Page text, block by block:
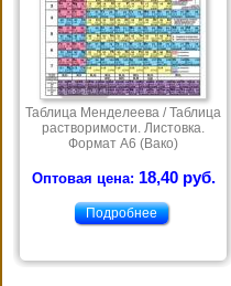
Таблица Менделеева / Таблица
растворимости. Листовка.
Формат А6 (Вако)
Оптовая цена: 18,40 руб.
Подробнее